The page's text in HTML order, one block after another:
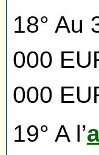
18° Au
000
000
19° A l’